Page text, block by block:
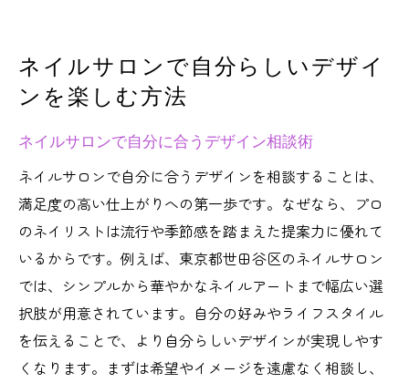
ネイルサロンで自分らしいデザイ
ンを楽しむ方法
ネイルサロンで自分に合うデザイン相談術
ネイルサロンで自分に合うデザインを相談することは、
満足度の高い仕上がりへの第一歩です。なぜなら、プロ
のネイリストは流行や季節感を踏まえた提案力に優れて
いるからです。例えば、東京都世田谷区のネイルサロン
では、シンプルから華やかなネイルアートまで幅広い選
択肢が用意されています。自分の好みやライフスタイル
を伝えることで、より自分らしいデザインが実現しやす
くなります。まずは希望やイメージを遠慮なく相談し、